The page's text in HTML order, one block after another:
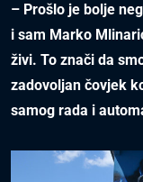
– Prošlo je bolje
i sam Marko
živi. To znači da
zadovoljan čovjek
samog rada i